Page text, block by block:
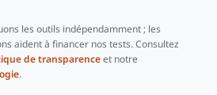
les outils indépendamment ; les
aident à financer nos tests. Consultez
de transparenceet notre
.